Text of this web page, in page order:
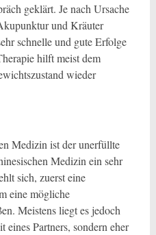
geklärt. Je nach Ursache
und Kräuter
schnelle und gute Erfolge
hilft meist dem
wieder
Medizin ist der unerfüllte
Medizin ein sehr
sich, zuerst eine
eine mögliche
Meistens liegt es jedoch
Partners, sondern eher